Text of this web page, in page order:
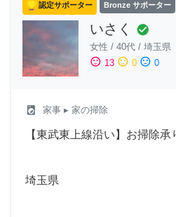
認定サポーター Bronze サポーター
いさく check_circle
女性 / 40代 / 埼玉県
sentiment_satisfied 13 sentiment_neutral 0 sentiment_dissatisfied 0
local_laundry_service 家事 ▸ 家の掃除
【東武東上線沿い】お掃除
埼玉県